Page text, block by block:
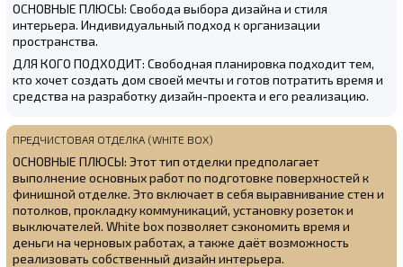
ОСНОВНЫЕ ПЛЮСЫ: Свобода выбора дизайна и стиля
интерьера. Индивидуальный подход к организации
пространства.
ДЛЯ КОГО ПОДХОДИТ: Свободная планировка подходит тем,
кто хочет создать дом своей мечты и готов потратить время и
средства на разработку дизайн-проекта и его реализацию.
ПРЕДЧИСТОВАЯ ОТДЕЛКА (WHITE BOX)
ОСНОВНЫЕ ПЛЮСЫ: Этот тип отделки предполагает
выполнение основных работ по подготовке поверхностей к
финишной отделке. Это включает в себя выравнивание стен и
потолков, прокладку коммуникаций, установку розеток и
выключателей. White box позволяет сэкономить время и
деньги на черновых работах, а также даёт возможность
реализовать собственный дизайн интерьера.